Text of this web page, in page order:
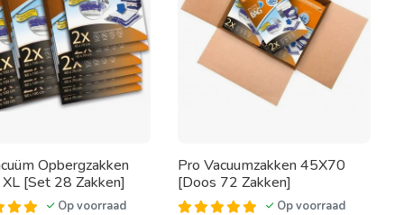
Opbergzakken
[Set 28 Zakken]
Op voorraad
Pro Vacuumzakken 45X70
[Doos 72 Zakken]
Op voorraad